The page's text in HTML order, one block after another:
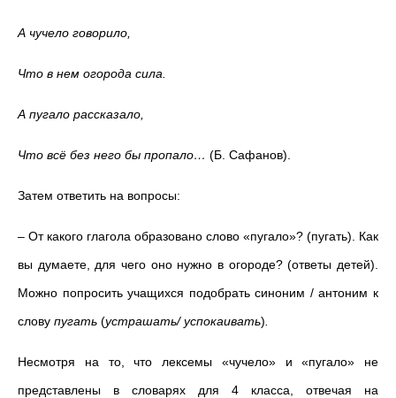
А чучело говорило,
Что в нем огорода сила.
А пугало рассказало,
Что всё без него бы пропало… (Б. Сафанов).
Затем ответить на вопросы:
– От какого глагола образовано слово «пугало»? (пугать). Как
вы думаете, для чего оно нужно в огороде? (ответы детей).
Можно попросить учащихся подобрать синоним / антоним к
слову пугать (устрашать/ успокаивать)
Несмотря на то, что лексемы «чучело» и «пугало» не
представлены в словарях для 4 класса, отвечая на